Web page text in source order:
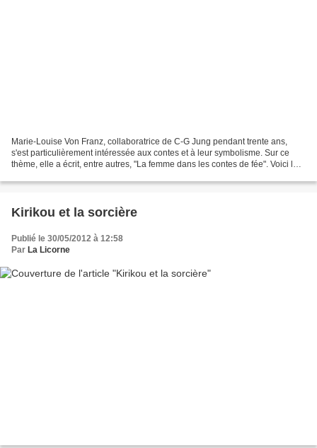
Marie-Louise Von Franz, collaboratrice de C-G Jung pendant trente ans,
s'est particulièrement intéressée aux contes et à leur symbolisme. Sur ce
thème, elle a écrit, entre autres, "La femme dans les contes de fée". Voici le
Kirikou et la sorcière
Publié le 30/05/2012 à 12:58
Par La Licorne